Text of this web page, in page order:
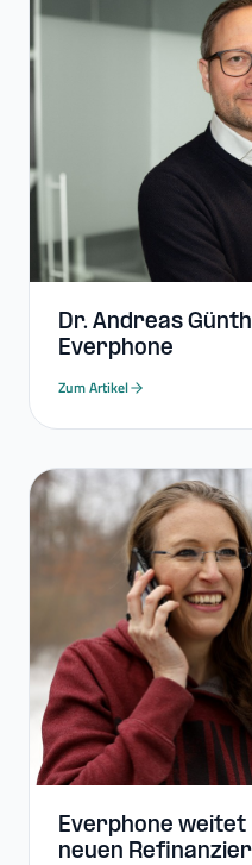
Dr. Andreas
Everphone
Zum Artikel
Everphone
neuen